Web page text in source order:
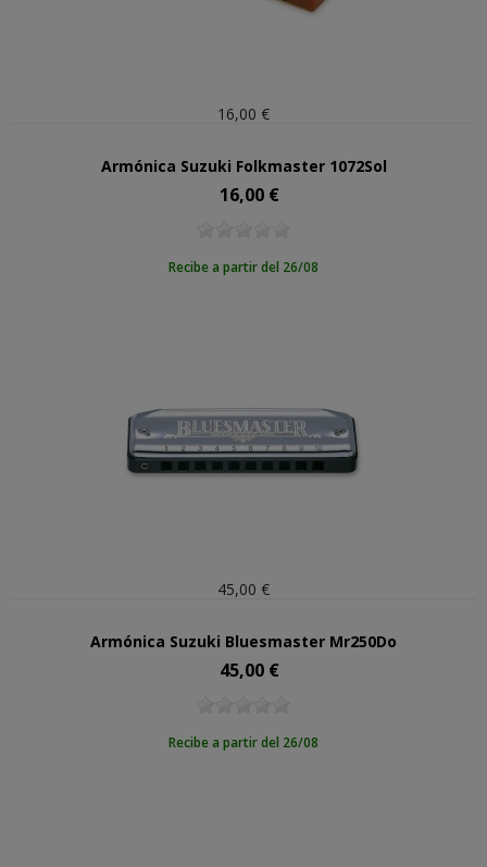
16,00 €
Armónica Suzuki Folkmaster 1072Sol
Precio
16,00 €
Recibe a partir del 26/08
45,00 €
Armónica Suzuki Bluesmaster Mr250Do
Precio
45,00 €
Recibe a partir del 26/08